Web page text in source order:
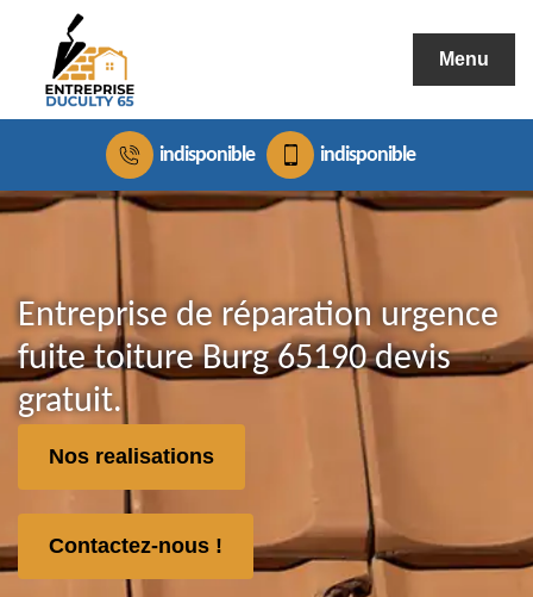
Menu
indisponible indisponible
Entreprise de réparation urgence
fuite toiture Burg 65190 devis
gratuit.
Nos realisations
Contactez-nous !